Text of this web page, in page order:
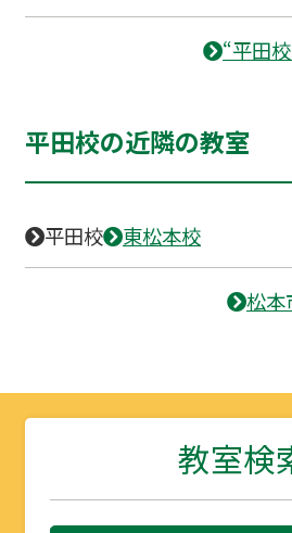
“平田
平田校の近隣の教室
平田校 東松本校
松本
教室検